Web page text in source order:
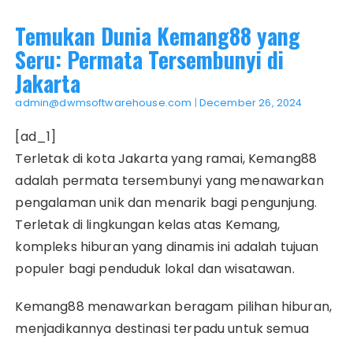
Temukan Dunia Kemang88 yang
Seru: Permata Tersembunyi di
Jakarta
admin@dwmsoftwarehouse.com | December 26, 2024
[ad_1]
Terletak di kota Jakarta yang ramai, Kemang88
adalah permata tersembunyi yang menawarkan
pengalaman unik dan menarik bagi pengunjung.
Terletak di lingkungan kelas atas Kemang,
kompleks hiburan yang dinamis ini adalah tujuan
populer bagi penduduk lokal dan wisatawan.
Kemang88 menawarkan beragam pilihan hiburan,
menjadikannya destinasi terpadu untuk semua